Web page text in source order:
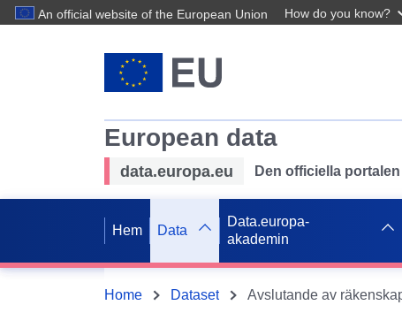
An official website of the European Union How do you know?
European data
data.europa.eu Den officiella
Hem Data
Data.europa-
akademin
Home Dataset Avslutande av